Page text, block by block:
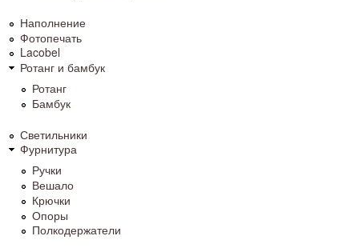
Наполнение
Фотопечать
Lacobel
Ротанг и бамбук
Ротанг
Бамбук
Светильники
Фурнитура
Ручки
Вешало
Крючки
Опоры
Полкодержатели